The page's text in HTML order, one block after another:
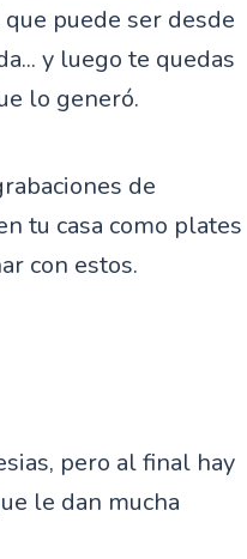
puede ser desde
y luego te quedas
lo generó.
de
tu casa como plates
con estos.
pero al final hay
le dan mucha